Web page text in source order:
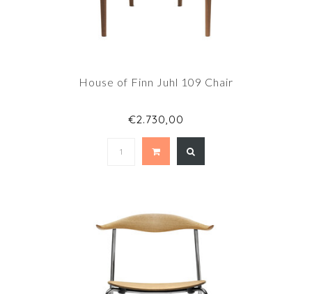
House of Finn Juhl 109 Chair
€2.730,00